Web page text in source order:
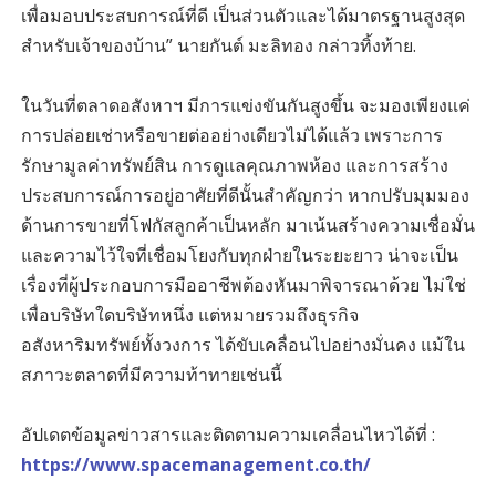
เพื่อมอบประสบการณ์ที่ดี เป็นส่วนตัวและได้มาตรฐานสูงสุด
สำหรับเจ้าของบ้าน” นายกันต์ มะลิทอง กล่าวทิ้งท้าย.
ในวันที่ตลาดอสังหาฯ มีการแข่งขันกันสูงขึ้น จะมองเพียงแค่
การปล่อยเช่าหรือขายต่ออย่างเดียวไม่ได้แล้ว เพราะการ
รักษามูลค่าทรัพย์สิน การดูแลคุณภาพห้อง และการสร้าง
ประสบการณ์การอยู่อาศัยที่ดีนั้นสำคัญกว่า หากปรับมุมมอง
ด้านการขายที่โฟกัสลูกค้าเป็นหลัก มาเน้นสร้างความเชื่อมั่น
และความไว้ใจที่เชื่อมโยงกับทุกฝ่ายในระยะยาว น่าจะเป็น
เรื่องที่ผู้ประกอบการมืออาชีพต้องหันมาพิจารณาด้วย ไม่ใช่
เพื่อบริษัทใดบริษัทหนึ่ง แต่หมายรวมถึงธุรกิจ
อสังหาริมทรัพย์ทั้งวงการ ได้ขับเคลื่อนไปอย่างมั่นคง แม้ใน
สภาวะตลาดที่มีความท้าทายเช่นนี้
อัปเดตข้อมูลข่าวสารและติดตามความเคลื่อนไหวได้ที่ :
https://www.spacemanagement.co.th/